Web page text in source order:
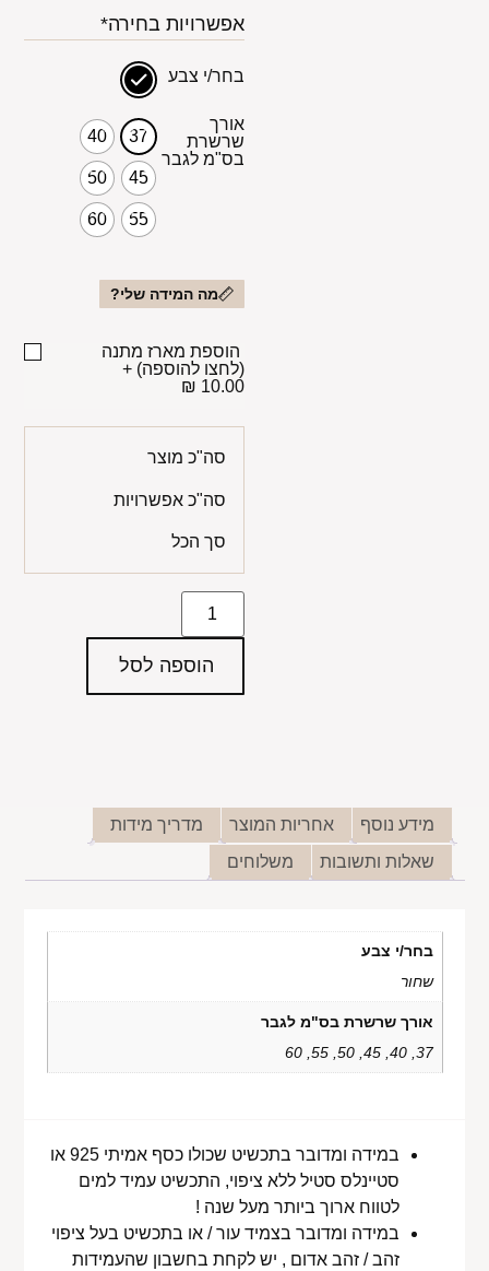
אפשרויות בחירה*
בחר/י צבע
אורך
שרשרת
בס"מ לגבר
37
40
45
50
55
60
מה המידה שלי?
הוספת מארז מתנה
(לחצו להוספה) +
10.00 ₪
סה"כ מוצר
סה"כ אפשרויות
סך הכל
הוספה לסל
מידע נוסף אחריות המוצר
מדריך מידות
שאלות ותשובות
משלוחים
בחר/י צבע
שחור
אורך שרשרת בס"מ לגבר
37, 40, 45, 50, 55, 60
במידה ומדובר בתכשיט שכולו כסף אמיתי 925 או
סטיינלס סטיל ללא ציפוי, התכשיט עמיד למים
לטווח ארוך ביותר מעל שנה !
במידה ומדובר בצמיד עור / או בתכשיט בעל ציפוי
זהב / זהב אדום , יש לקחת בחשבון שהעמידות